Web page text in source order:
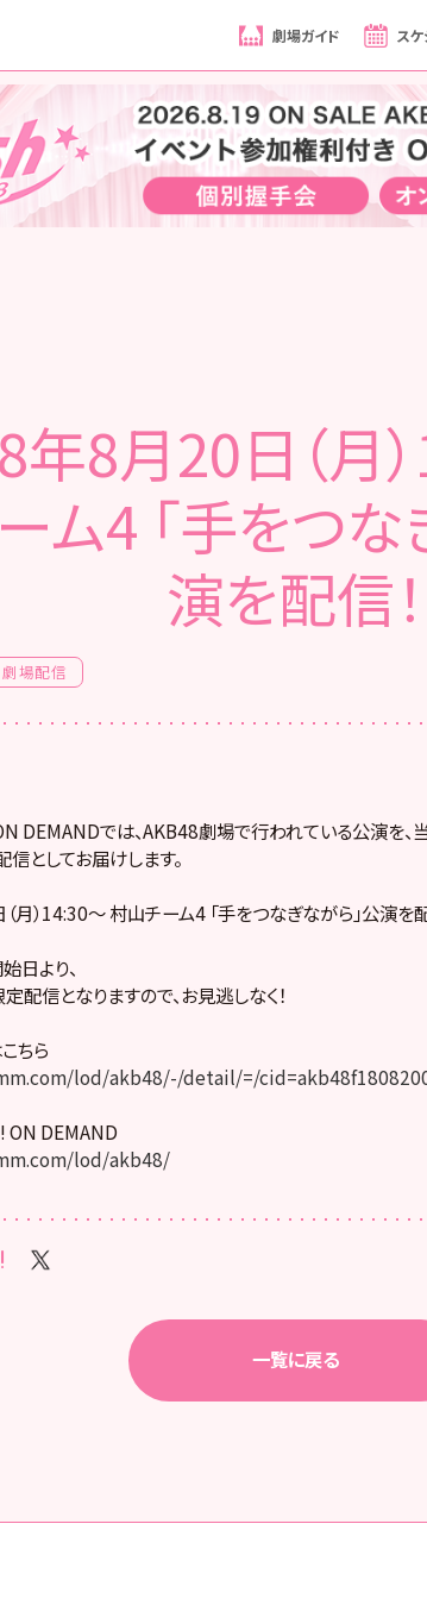
劇場ガイド ス
年8月20日（月
ム4 「手をつな
演を配信！
劇場配信
DEMANDでは、AKB48劇場で行われている公演を
としてお届けします。
月）14:30～ 村山チーム4 「手をつなぎながら」公演を
日より、
配信となりますので、お見逃しなく！
ちら
lod/akb48/-/detail/=/
DEMAND
lod/akb48/
一覧に戻る